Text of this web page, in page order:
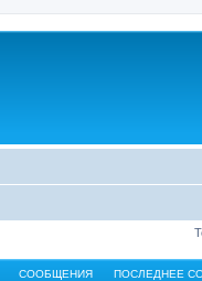
СООБЩЕНИЯ ПОСЛЕДНЕЕ